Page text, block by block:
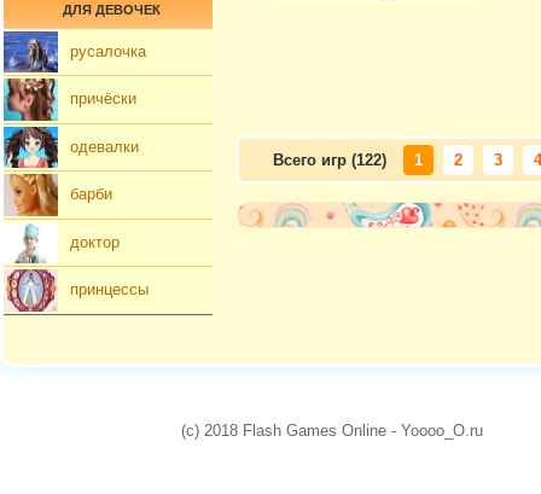
Всего игр (122) 1 2 3 4
ДЛЯ ДЕВОЧЕК
русалочка
причёски
одевалки
барби
доктор
принцессы
(c) 2018 Flash Games Online - Yoooo_O.ru